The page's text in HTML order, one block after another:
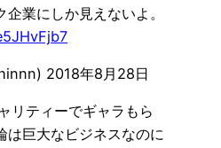
業にしか見えないよ。
2018年8月28日
リティーでギャラもら
は巨大なビジネスなのに